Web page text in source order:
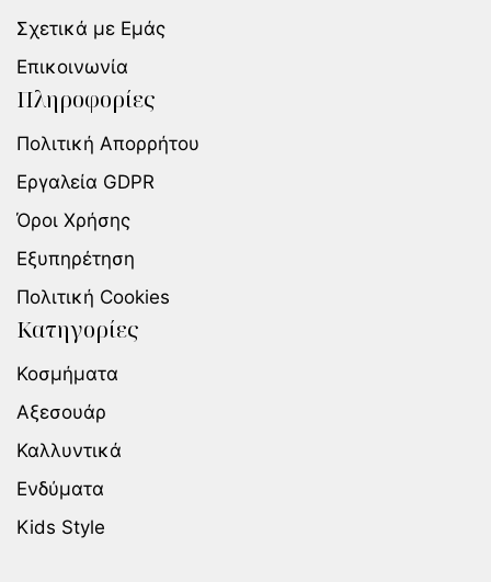
Σχετικά με Εμάς
Επικοινωνία
Πληροφορίες
Πολιτική Απορρήτου
Εργαλεία GDPR
Όροι Χρήσης
Εξυπηρέτηση
Πολιτική Cookies
Κατηγορίες
Κοσμήματα
Αξεσουάρ
Καλλυντικά
Ενδύματα
Kids Style